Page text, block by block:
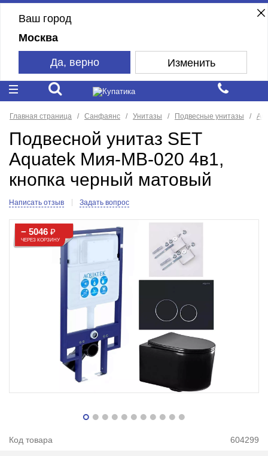
Ваш город
Москва
Да, верно Изменить
Главная страница Санфаянс Унитазы Подвесные унитазы
Подвесной унитаз SET
Aquatek Мия-MB-020 4в1,
кнопка черный матовый
Написать отзыв Задать вопрос
− 5046₽
ЧЕРЕЗ КОРЗИНУ
Код товара 604299